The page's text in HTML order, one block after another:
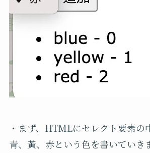
・まず、HTMLにセレクト要素の
青、黃、赤という色を書いていき